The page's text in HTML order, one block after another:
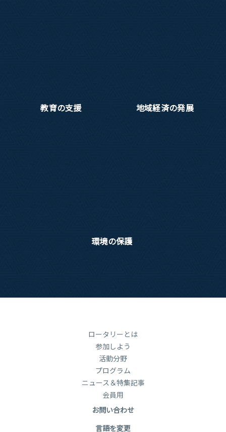
教育の支援 地域経済の発展
環境の保護
ロータリーとは
参加しよう
活動分野
プログラム
ニュース＆特集記事
会員用
お問い合わせ
言語を変更